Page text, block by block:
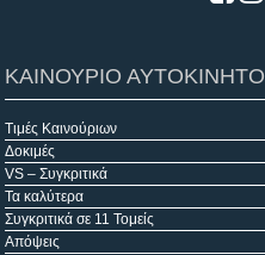
ΚΑΙΝΟΥΡΙΟ ΑΥΤΟΚΙΝΗΤΟ
Τιμές Καινούριων
Δοκιμές
VS – Συγκριτικά
Τα καλύτερα
Συγκριτικά σε 11 Τομείς
Απόψεις